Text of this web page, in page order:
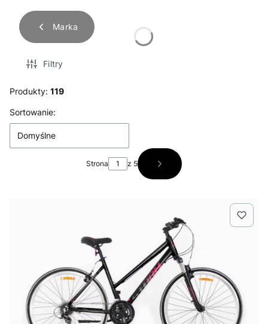
Marka
Filtry
Produkty: 119
Lista produktów
Sortowanie:
Domyślne
Strona z 5 Następne produkty